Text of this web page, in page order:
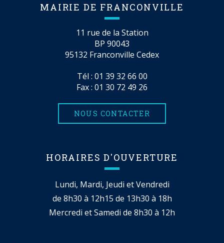
MAIRIE DE FRANCONVILLE
11 rue de la Station
BP 90043
95132 Franconville Cedex
Tél : 01 39 32 66 00
Fax : 01 30 72 49 26
NOUS CONTACTER
HORAIRES D'OUVERTURE
Lundi, Mardi, Jeudi et Vendredi
de 8h30 à 12h15 de 13h30 à 18h
Mercredi et Samedi de 8h30 à 12h